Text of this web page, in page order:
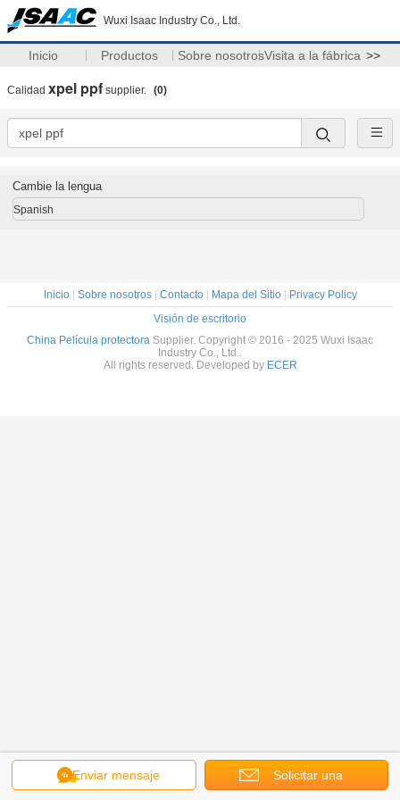
Wuxi Isaac Industry Co., Ltd.
Inicio Productos Sobre nosotrosVisita a la fábrica >>
Calidad xpel ppf supplier. (0)
Enviar mensaje Solicitar una
Cambie la lengua
Spanish
Inicio| Sobre nosotros| Contacto| Mapa del Sitio|
Privacy Policy
Visión de escritorio
China Película protectora Supplier. Copyright © 2016 - 2025 Wuxi Isaac
Industry Co., Ltd..
All rights reserved. Developed by ECER